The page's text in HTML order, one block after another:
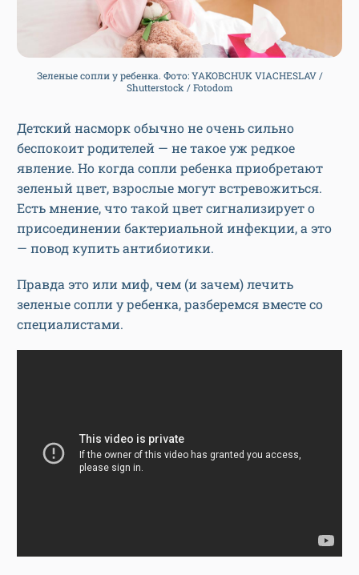
Зеленые сопли у ребенка. Фото: YAKOBCHUK VIACHESLAV /
Shutterstock / Fotodom
Детский насморк обычно не очень сильно
беспокоит родителей — не такое уж редкое
явление. Но когда сопли ребенка приобретают
зеленый цвет, взрослые могут встревожиться.
Есть мнение, что такой цвет сигнализирует о
присоединении бактериальной инфекции, а это
— повод купить антибиотики.
Правда это или миф, чем (и зачем) лечить
зеленые сопли у ребенка, разберемся вместе со
специалистами.